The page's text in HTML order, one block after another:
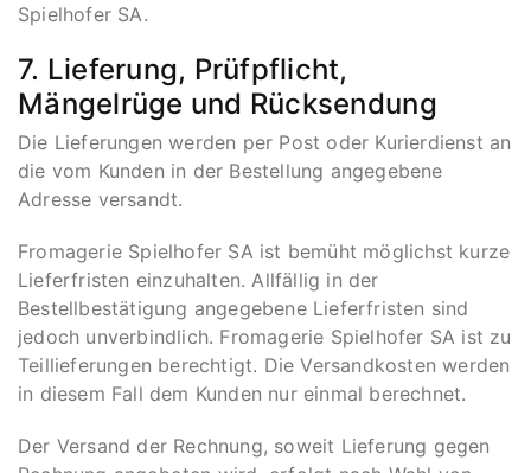
Spielhofer SA.
7. Lieferung, Prüfpflicht,
Mängelrüge und Rücksendung
Die Lieferungen werden per Post oder Kurierdienst an
die vom Kunden in der Bestellung angegebene
Adresse versandt.
Fromagerie Spielhofer SA ist bemüht möglichst kurze
Lieferfristen einzuhalten. Allfällig in der
Bestellbestätigung angegebene Lieferfristen sind
jedoch unverbindlich. Fromagerie Spielhofer SA ist zu
Teillieferungen berechtigt. Die Versandkosten werden
in diesem Fall dem Kunden nur einmal berechnet.
Der Versand der Rechnung, soweit Lieferung gegen